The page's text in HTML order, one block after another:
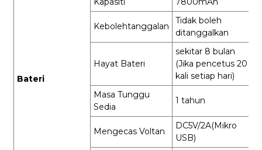
Bateri
Kebolehtanggalan
Tidak boleh
ditanggalkan
Hayat Bateri
sekitar 8 bulan
(Jika pencetus 20
kali setiap hari)
Masa Tunggu
Sedia
1 tahun
Mengecas Voltan
DC5V/2A(Mikro
USB)